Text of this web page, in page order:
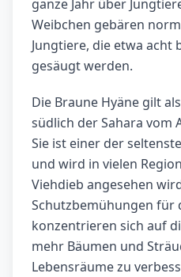
ganze Jahr über
Weibchen gebären
Jungtiere, die etwa acht
gesäugt werden.
Die Braune Hyäne gilt
südlich der Sahara vom
Sie ist einer der
und wird in vielen
Viehdieb angesehen
Schutzbemühungen für
konzentrieren sich auf
mehr Bäumen und
Lebensräume zu